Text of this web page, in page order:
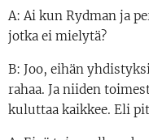
A: Ai kun Rydman ja
jotka ei mielytä?
B: Joo, eihän
rahaa. Ja niiden
kuluttaa kaikkee. Eli